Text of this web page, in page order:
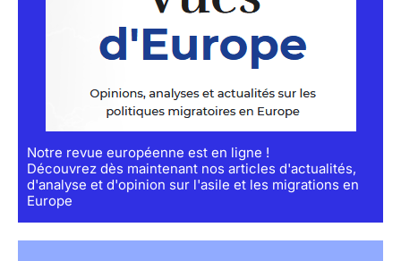
Notre revue européenne est en ligne !
Découvrez dès maintenant nos articles d'actualités,
d'analyse et d'opinion sur l'asile et les migrations en
Europe